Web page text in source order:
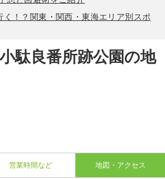
く！？関東・関西・東海エリア別スポ
駄良番所跡公園の地
営業時間など 地図・アクセス